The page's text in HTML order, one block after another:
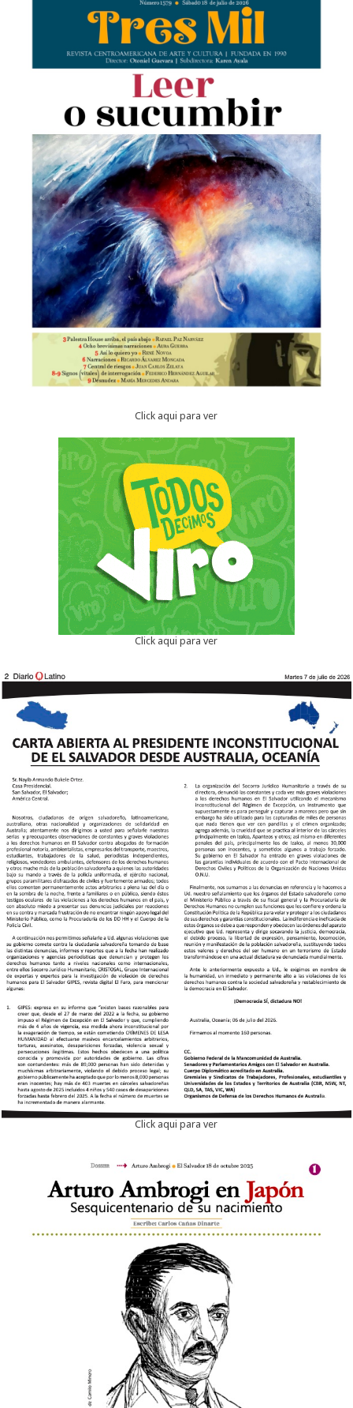
Click aqui para ver
Click aqui para ver
Click aqui para ver